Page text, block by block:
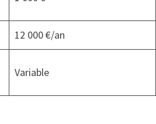
12 000 €/an
Variable